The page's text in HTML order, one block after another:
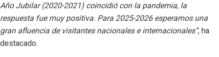
Año Jubilar (2020-2021) coincidió con la pandemia, la
respuesta fue muy positiva. Para 2025-2026 esperamos una
gran afluencia de visitantes nacionales e internacionales”, ha
destacado.